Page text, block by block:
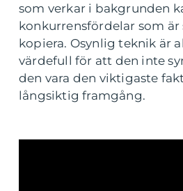
som verkar i bakgrunden
konkurrensfördelar som är
kopiera. Osynlig teknik är
värdefull för att den inte
den vara den viktigaste
långsiktig framgång.